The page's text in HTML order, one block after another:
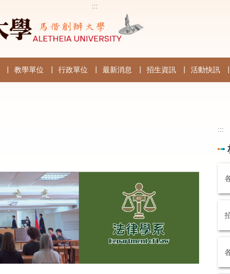
:::
教學單位 行政單位 最新消息 招生資訊 活動快訊
:::